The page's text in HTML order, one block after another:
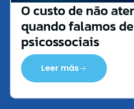
O custo de não
quando falamos
psicossociais
Leer más